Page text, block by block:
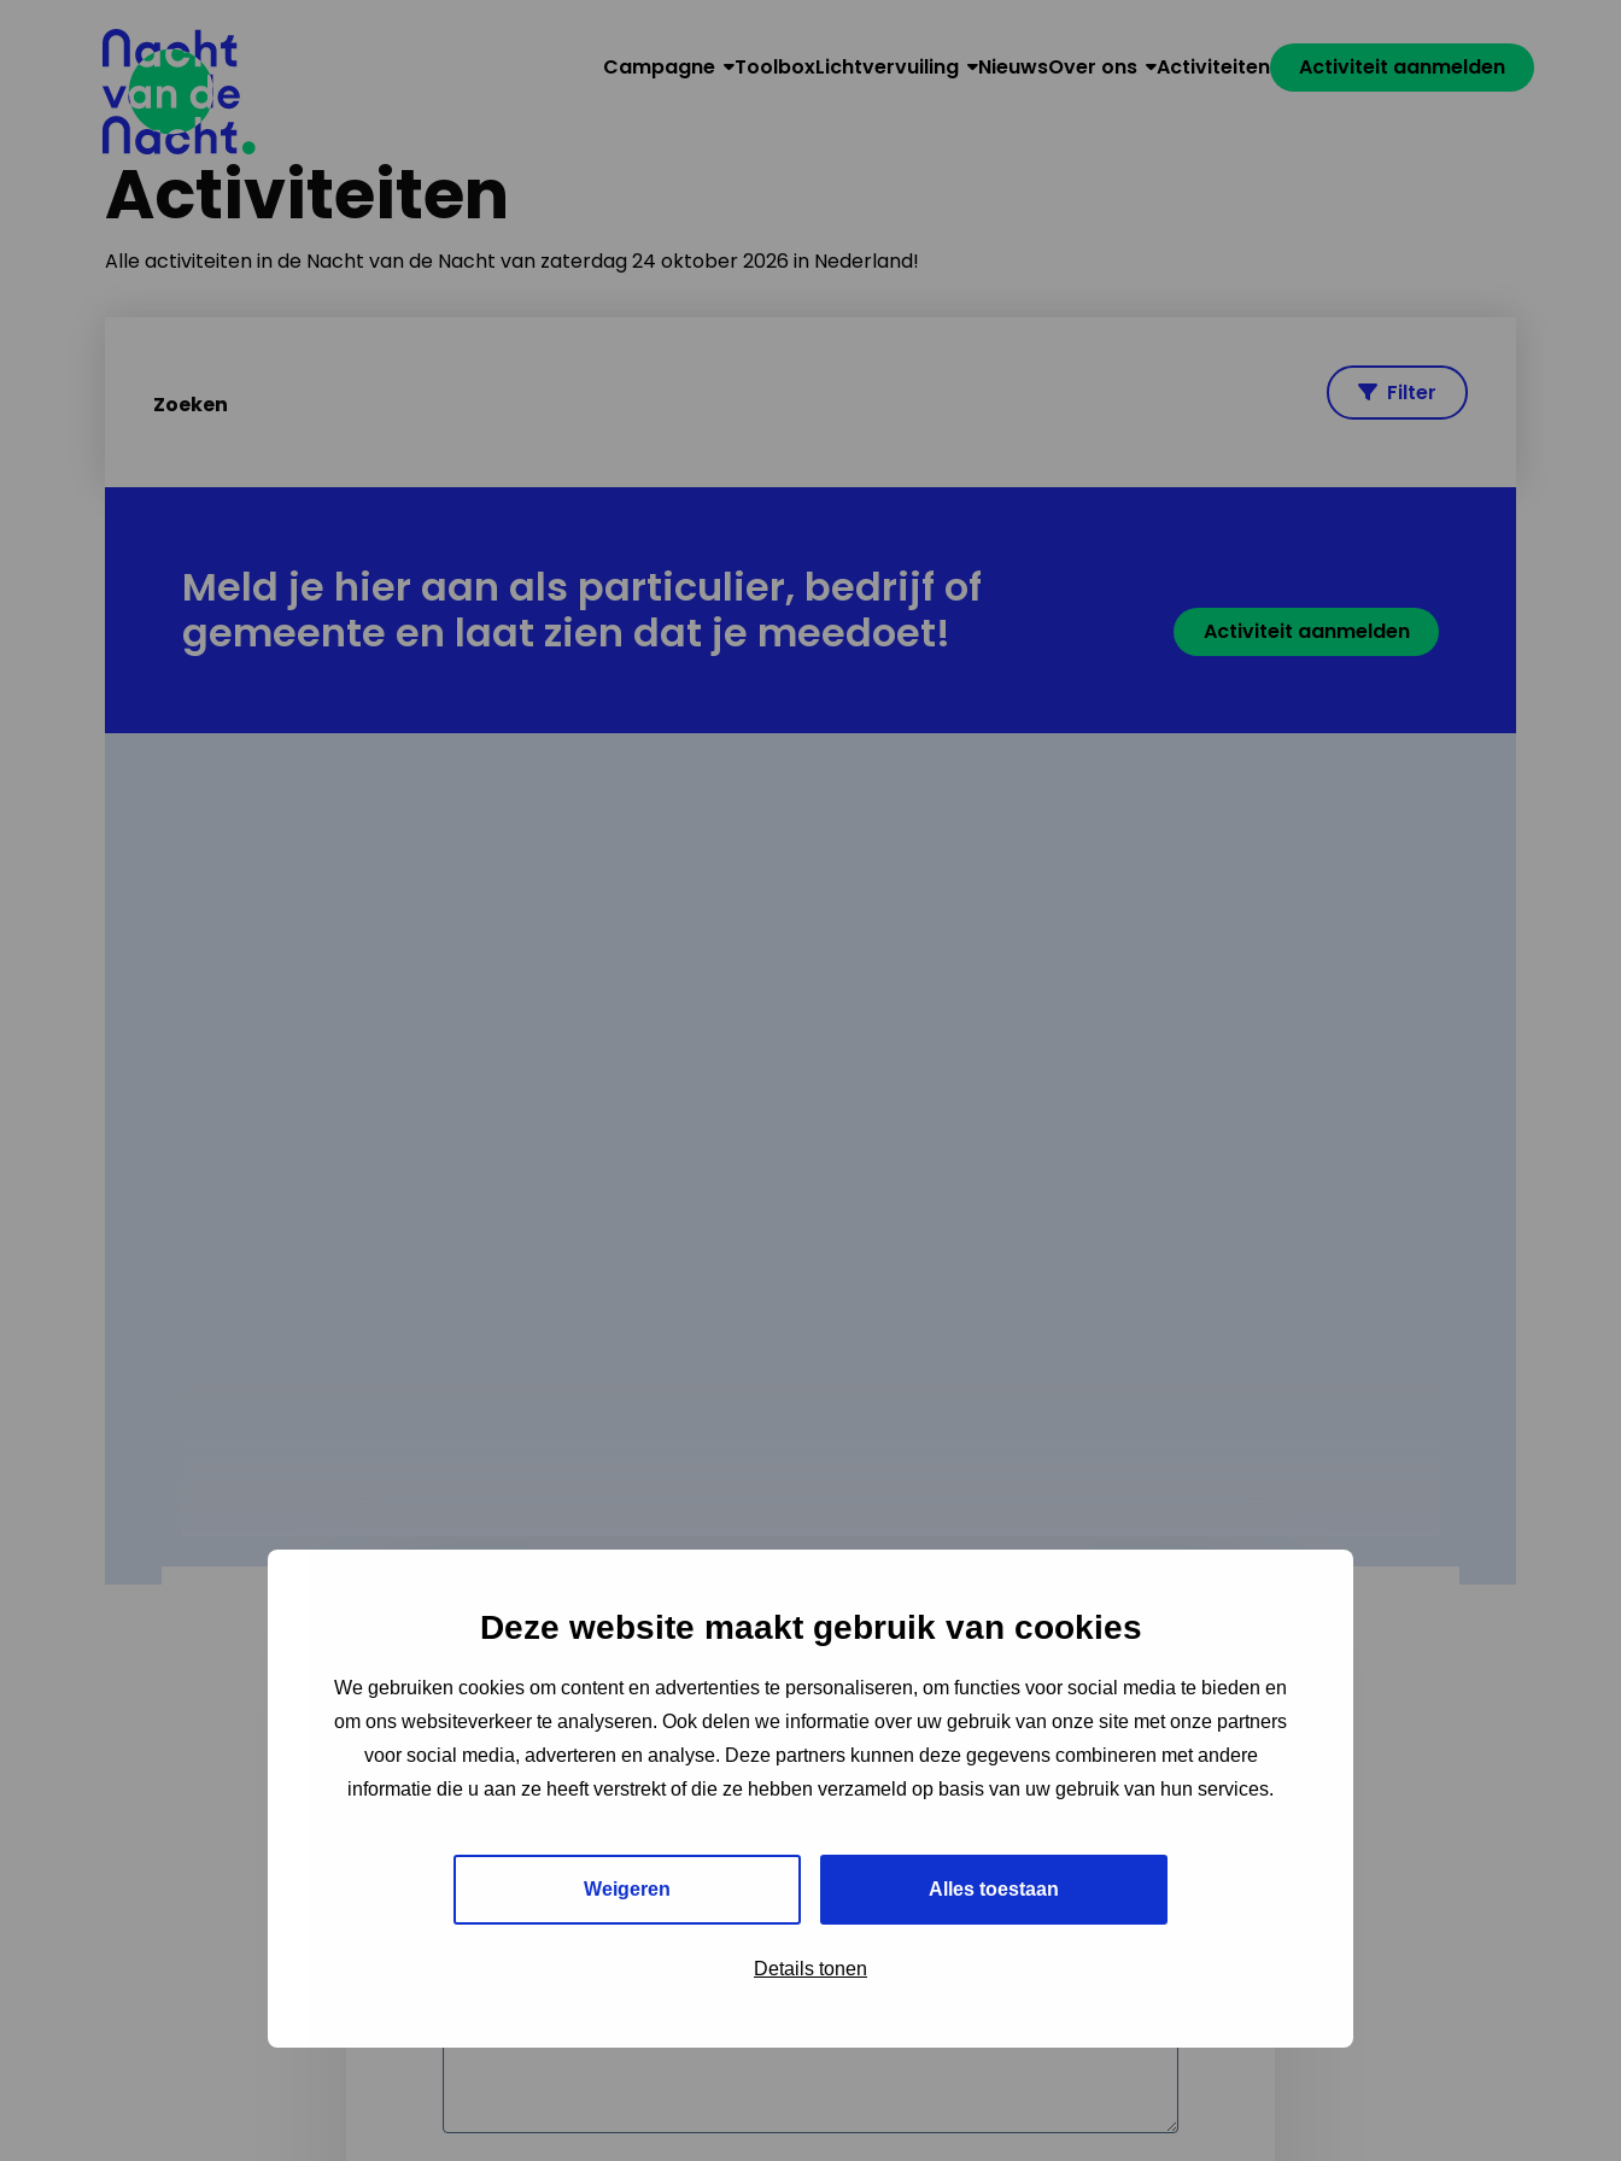
Deze website maakt gebruik van cookies
We gebruiken cookies om content en advertenties te personaliseren, om functies voor social media te bieden en
om ons websiteverkeer te analyseren. Ook delen we informatie over uw gebruik van onze site met onze partners
voor social media, adverteren en analyse. Deze partners kunnen deze gegevens combineren met andere
informatie die u aan ze heeft verstrekt of die ze hebben verzameld op basis van uw gebruik van hun services.
Weigeren Alles toestaan
Details tonen
Campagne ToolboxLichtvervuiling NieuwsOver ons Activiteiten Activiteit aanmelden
Activiteiten
Alle activiteiten in de Nacht van de Nacht van zaterdag 24 oktober 2026 in Nederland!
Zoeken Filter
Meld je hier aan als particulier, bedrijf of
gemeente en laat zien dat je meedoet!
Activiteit aanmelden
"* " geeft vereiste velden aan
1 2
3
Volledige omschrijving*